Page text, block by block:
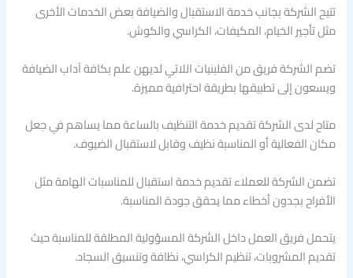
تتيح الشركة بجانب خدمة الاستقبال والضيافة بعض الخدمات الأخرى
مثل تأجير الخيام، المكيفات، الكراسي والكوش.
تضم الشركة فريق من الفلبنيات اللاتي لديهن علم بكافة آداب الضيافة
ويسعون إلى تطبيقها بطريقة احترافية مميزة.
متاح لدى الشركة تقديم خدمة التنظيف بالساعة مما يساهم في جعل
مكان الفعالية أو المناسبة نظيف وقابل لاستقبال الضيوف.
تضمن الشركة للعملاء تقديم خدمة استقبال للمناسبات الهامة مثل
الأفراح بجدون أخطاء مما يحقق جودة المناسبة.
يتحمل فريق العمل داخل الشركة المسؤولية المطلقة للمناسبة حيث
تقديم المشروبات، تنظيم الكراسي، نظافة وتنسيق السجاد.